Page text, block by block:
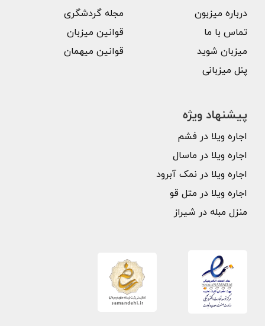
درباره میزبون
تماس با ما
میزبان شوید
پنل میزبانی
مجله گردشگری
قوانین میزبان
قوانین میهمان
پیشنهاد ویژه
اجاره ویلا در فشم
اجاره ویلا در ماسال
اجاره ویلا در نمک آبرود
اجاره ویلا در متل قو
منزل مبله در شیراز